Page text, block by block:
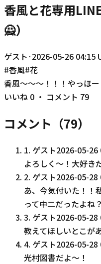
香風と花専用
🙅）
ゲスト ·2026-05-26 04:15
#香風#花
香風〜〜〜！！！やっほ
いいね 0 ・ コメント 79
コメント（79）
1. ゲスト2026-05-26
よろしく〜！大好き
2. ゲスト2026-05-28
あ、今気付いた！！
って中二だったよね
3. ゲスト2026-05-28
教えてほしいとこが
4. ゲスト2026-05-28
光村図書だよ〜！